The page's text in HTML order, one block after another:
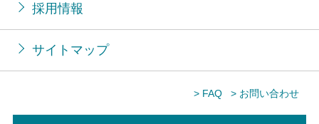
採用情報
サイトマップ
> FAQ > お問い合わせ